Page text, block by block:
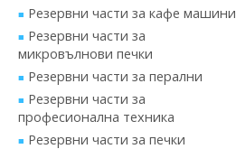
Резервни части за кафе машини
Резервни части за
микровълнови печки
Резервни части за перални
Резервни части за
професионална техника
Резервни части за печки